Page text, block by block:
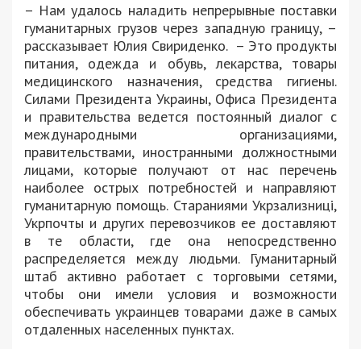
– Нам удалось наладить непрерывные поставки
гуманитарных грузов через западную границу, –
рассказывает Юлия Свириденко. – Это продукты
питания, одежда и обувь, лекарства, товары
медицинского назначения, средства гигиены.
Силами Президента Украины, Офиса Президента
и правительства ведется постоянный диалог с
международными организациями,
правительствами, иностранными должностными
лицами, которые получают от нас перечень
наиболее острых потребностей и направляют
гуманитарную помощь. Стараниями Укрзализниці,
Укрпочты и других перевозчиков ее доставляют
в те области, где она непосредственно
распределяется между людьми. Гуманитарный
штаб активно работает с торговыми сетями,
чтобы они имели условия и возможности
обеспечивать украинцев товарами даже в самых
отдаленных населенных пунктах.